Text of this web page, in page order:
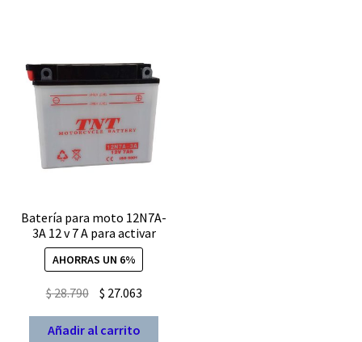
Batería para moto 12N7A-
3A 12 v 7 A para activar
AHORRAS UN 6%
$28.790 El
precio
original
$ 27.063El
precio
Añadir al carrito